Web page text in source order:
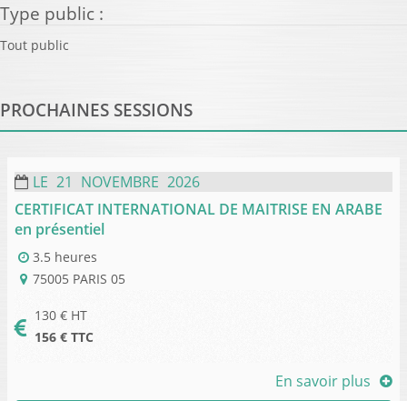
Type public :
Tout public
PROCHAINES SESSIONS
LE 21 NOVEMBRE 2026
CERTIFICAT INTERNATIONAL DE MAITRISE EN ARABE
en présentiel
3.5 heures
75005 PARIS 05
130 € HT
156 € TTC
En savoir plus